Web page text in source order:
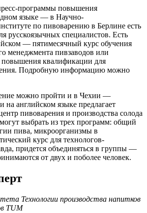
программы повышения
языке — в Научно-
по пивоварению в Берлине есть
русскоязычных специалистов. Есть
— пятимесячный курс обучения
менеджмента пивзаводов или
повышения квалификации для
Подробную информацию можно
можно пройти и в Чехии —
на английском языке предлагает
пивоварения и производства солода
выбрать из трех программ: общий
пива, микроорганизмы в
курс для технологов-
придется объединяться в группы —
от двух и поболее человек.
Технологии производства напитков
TUM